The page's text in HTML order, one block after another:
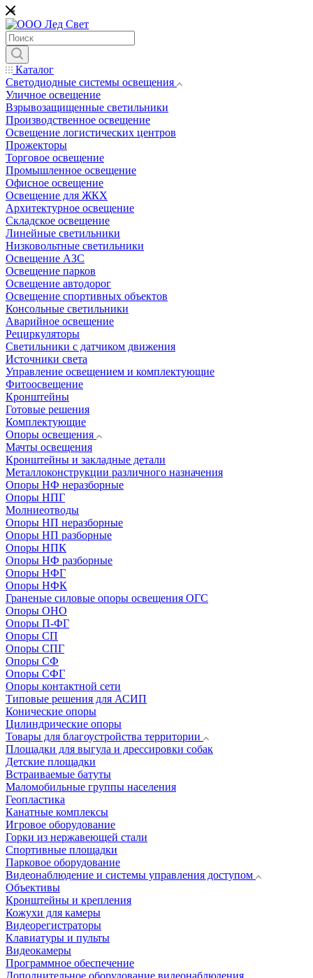
Каталог
Светодиодные системы освещения
Уличное освещение
Взрывозащищенные светильники
Производственное освещение
Освещение логистических центров
Прожекторы
Торговое освещение
Промышленное освещение
Офисное освещение
Освещение для ЖКХ
Архитектурное освещение
Складское освещение
Линейные светильники
Низковольтные светильники
Освещение АЗС
Освещение парков
Освещение автодорог
Освещение спортивных объектов
Консольные светильники
Аварийное освещение
Рециркуляторы
Светильники с датчиком движения
Источники света
Управление освещением и комплектующие
Фитоосвещение
Кронштейны
Готовые решения
Комплектующие
Опоры освещения
Мачты освещения
Кронштейны и закладные детали
Металлоконструкции различного назначения
Опоры НФ неразборные
Опоры НПГ
Молниеотводы
Опоры НП неразборные
Опоры НП разборные
Опоры НПК
Опоры НФ разборные
Опоры НФГ
Опоры НФК
Граненые силовые опоры освещения ОГС
Опоры ОНО
Опоры П-ФГ
Опоры СП
Опоры СПГ
Опоры СФ
Опоры СФГ
Опоры контактной сети
Типовые решения для АСИП
Конические опоры
Цилиндрические опоры
Товары для благоустройства территории
Площадки для выгула и дрессировки собак
Детские площадки
Встраиваемые батуты
Маломобильные группы населения
Геопластика
Канатные комплексы
Игровое оборудование
Горки из нержавеющей стали
Спортивные площадки
Парковое оборудование
Видеонаблюдение и системы управления доступом
Объективы
Кронштейны и крепления
Кожухи для камеры
Видеорегистраторы
Клавиатуры и пульты
Видеокамеры
Программное обеспечение
Дополнительное оборудование видеонаблюдения
*